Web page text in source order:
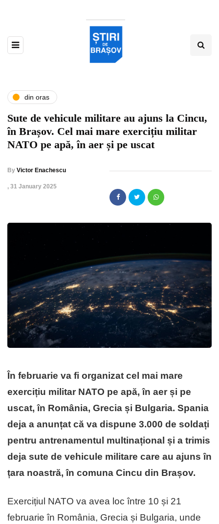
din oras
Sute de vehicule militare au ajuns la Cincu,
în Brașov. Cel mai mare exercițiu militar
NATO pe apă, în aer și pe uscat
By Victor Enachescu
, 31 January 2025
În februarie va fi organizat cel mai mare
exercițiu militar NATO pe apă, în aer și pe
uscat, în România, Grecia și Bulgaria. Spania
deja a anunțat că va dispune 3.000 de soldați
pentru antrenamentul multinațional și a trimis
deja sute de vehicule militare care au ajuns în
țara noastră, în comuna Cincu din Brașov.
Exercițiul NATO va avea loc între 10 și 21
februarie în România, Grecia și Bulgaria, unde